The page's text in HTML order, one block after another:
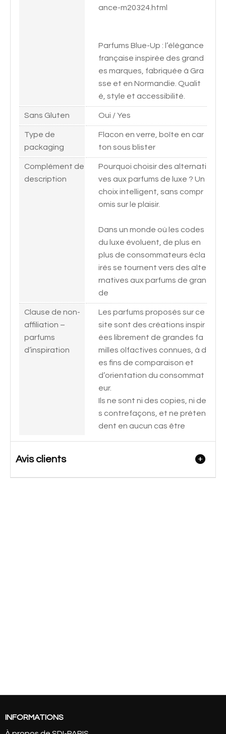
ance-m20324.html
Parfums Blue-Up : l’élégance
française inspirée des grand
es marques, fabriquée à Gra
sse et en Normandie. Qualit
é, style et accessibilité.
Sans Gluten Oui / Yes
Type de
packaging
Flacon en verre, boîte en car
ton sous blister
Complément de
description
Pourquoi choisir des alternati
ves aux parfums de luxe ? Un
choix intelligent, sans compr
omis sur le plaisir.
Dans un monde où les codes
du luxe évoluent, de plus en
plus de consommateurs écla
irés se tournent vers des alte
rnatives aux parfums de gran
de
Clause de non-
affiliation –
parfums
d’inspiration
Les parfums proposés sur ce
site sont des créations inspir
ées librement de grandes fa
milles olfactives connues, à d
es fins de comparaison et
d’orientation du consommat
eur.
Ils ne sont ni des copies, ni de
s contrefaçons, et ne préten
dent en aucun cas être
Avis clients
INFORMATIONS